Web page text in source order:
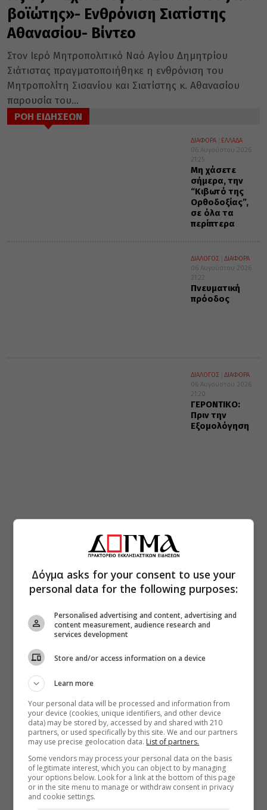
βοϊώτης»- Ενθρόνιση Σιατίστης
Αθανασίου- Βίντεο
Στον Ιερό Μητροπολιτικό Ναό Αγίου Δημητρίου
Σιάτιστας πραγματοποιήθηκε η ενθρόνιση του
Μητροπολίτη Σισανίου και Σιατίστης κ. Αθανασίου
παρουσία του...
ΡΟΗ ΕΙΔΗΣΕΩΝ
ΔΙΑΦΟΡΑ
ΕΛΛΑΔΑ
06 Αυγούστου 2026
21:25
Μη χάσετε
σήμερα, την
“Κιβωτό της
Ορθοδοξίας”,
σε όλα τα
περίπτερα
ΔΙΑΛΟΓΟΣ
ΔΙΑΦΟΡΑ
06 Αυγούστου 2026
21:22
Πνευματική
πρόοδος
ΔΙΑΛΟΓΟΣ
ΔΙΑΦΟΡΑ
06 Αυγούστου 2026
21:20
ΓΕΡΟΝΤΙΚΟ:
Πριν την
Εξομολόγηση
Δόγμα asks for your consent to use your
personal data for the following purposes:
Personalised advertising and content, advertising and
content measurement, audience research and
services development
Store and/or access information on a device
Learn more
Your personal data will be processed and information from
your device (cookies, unique identifiers, and other device
data) may be stored by, accessed by and shared with 210
partners, or used specifically by this site. We and our partners
may use precise geolocation data. List of partners.
Some vendors may process your personal data on the basis
of legitimate interest, which you can object to by managing
your options below. Look for a link at the bottom of this page
or in the site menu to manage or withdraw consent in privacy
and cookie settings.